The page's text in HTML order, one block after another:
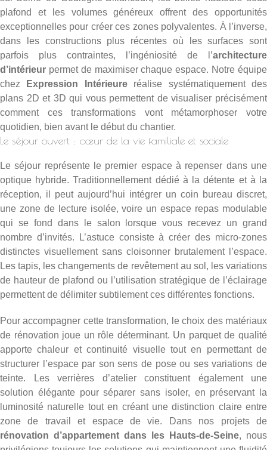
plafond et les volumes généreux offrent des opportunités
exceptionnelles pour créer ces zones polyvalentes. À l’inverse,
dans les constructions plus récentes où les surfaces sont
parfois plus contraintes, l’ingéniosité de l’architecture
d’intérieur permet de maximiser chaque espace. Notre équipe
chez
Expression Intérieureréalise systématiquement des
plans 2D et 3D qui vous permettent de visualiser précisément
comment ces transformations vont métamorphoser votre
quotidien, bien avant le début du chantier.
Le séjour ouvert : cœur de la vie familiale et sociale
Le séjour représente le premier espace à repenser dans une
optique hybride. Traditionnellement dédié à la détente et à la
réception, il peut aujourd’hui intégrer un coin bureau discret,
une zone de lecture isolée, voire un espace repas modulable
qui se fond dans le salon lorsque vous recevez un grand
nombre d’invités. L’astuce consiste à créer des micro-zones
distinctes visuellement sans cloisonner brutalement l’espace.
Les tapis, les changements de revêtement au sol, les variations
de hauteur de plafond ou l’utilisation stratégique de l’éclairage
permettent de délimiter subtilement ces différentes fonctions.
Pour accompagner cette transformation, le choix des matériaux
de rénovation joue un rôle déterminant. Un parquet de qualité
apporte chaleur et continuité visuelle tout en permettant de
structurer l’espace par son sens de pose ou ses variations de
teinte. Les verrières d’atelier constituent également une
solution élégante pour séparer sans isoler, en préservant la
luminosité naturelle tout en créant une distinction claire entre
zone de travail et espace de vie. Dans nos projets de
rénovation d’appartement dans les Hauts-de-Seine, nous